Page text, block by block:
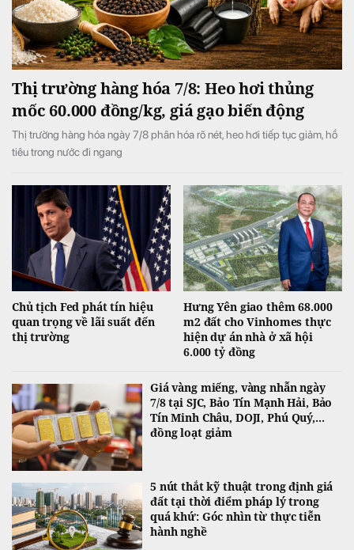
Thị trường hàng hóa 7/8: Heo hơi thủng
mốc 60.000 đồng/kg, giá gạo biến động
Thị trường hàng hóa ngày 7/8 phân hóa rõ nét, heo hơi tiếp tục giảm, hồ
tiêu trong nước đi ngang
Chủ tịch Fed phát tín hiệu
quan trọng về lãi suất đến
thị trường
Hưng Yên giao thêm 68.000
m2 đất cho Vinhomes thực
hiện dự án nhà ở xã hội
6.000 tỷ đồng
Giá vàng miếng, vàng nhẫn ngày
7/8 tại SJC, Bảo Tín Mạnh Hải, Bảo
Tín Minh Châu, DOJI, Phú Quý,...
đồng loạt giảm
5 nút thắt kỹ thuật trong định giá
đất tại thời điểm pháp lý trong
quá khứ: Góc nhìn từ thực tiễn
hành nghề